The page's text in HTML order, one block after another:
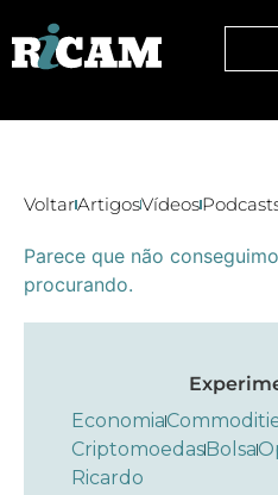
VoltarArtigosVídeos
Parece que não
procurando.
Economia
Criptomoedas Bolsa
Ricardo